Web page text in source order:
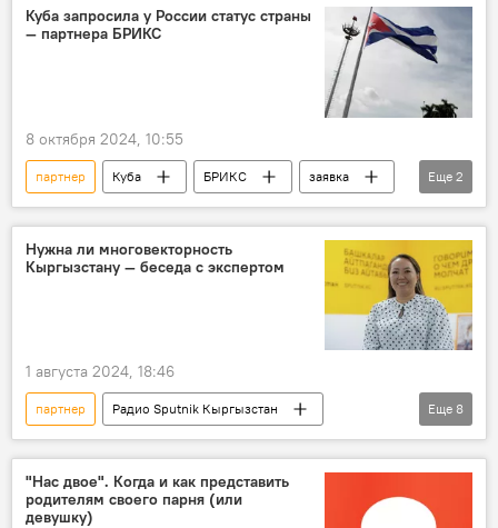
экономика
Станислав Притчин
Куба запросила у России статус страны
— партнера БРИКС
8 октября 2024, 10:55
партнер Куба БРИКС
заявка
посольство
Россия
Еще 2
Нужна ли многовекторность
Кыргызстану — беседа с экспертом
1 августа 2024, 18:46
партнер
Радио Sputnik Кыргызстан
Запад
Кыргызстан
Политика
давление
многополярный мир
развитие
Еще 8
"Нас двое". Когда и как представить
родителям своего парня (или
девушку)